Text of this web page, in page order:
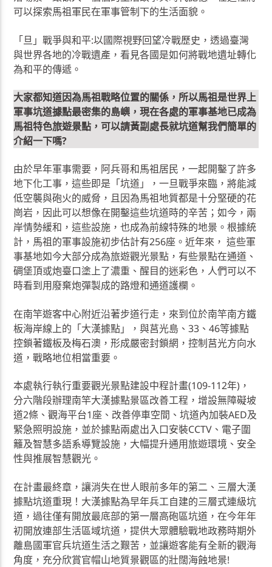
可以探索馬祖軍民在軍事管制下的生活面貌。
「旦」戰爭與和平:以國際視野回望冷戰歷史，透過臺灣
與世界各地的冷戰遺產，看見各國是如何將戰地遺址轉化
為和平的傳遞。
大家都知道因為馬祖戰略位置的關係，所以馬祖是世界上
軍事坑道據點最密集的島嶼，現在各處的軍事基地已成為
馬祖特色旅遊景點，可以請黃副處長就坑道幫我們簡單的
介紹一下嗎?
由於早年軍事需要，阿兵哥和馬祖居民，一起開鑿了許多
地下化工事，這些即是「坑道」，一旦戰爭來臨，將能減
低空襲與砲火的威脅，且因為馬祖地質都是十分堅硬的花
崗岩，因此可以想像在開鑿這些坑道時的辛苦；如今，兩
岸情勢緩和，這些設施，也成為前線特殊的地景。根據統
計，馬祖的軍事設施初步估計有256座。近年來， 這些軍
事基地如今大部分成為旅遊觀光景點，有些景點在通道、
碉堡頂或炮臺口塗上了濃重、醒目的迷彩色，人們可以不
時看到用廢棄炮彈製成的路燈和通道護欄。
在南竿遊客中心附近沿著步道行走，來到位於南竿南方鐵
板海岸線上的「大漢據點」，與莒光島、33、46等據點
控鎖著鐵板及梅石澳，形成嚴密封鎖網，控制莒光方向水
道，戰略地位相當重要。
本處執行執行重要觀光景點建設中程計畫(109-112年)，
分六階段辦理南竿大漢據點景區改善工程，增設無障礙坡
道2條、觀海平台1座、改善停車空間、坑道內加裝AED及
緊急照明設施，並於據點兩處出入口安裝CCTV、電子圍
籬及智慧多語系導覽設施，大幅提升通用旅遊環境、安全
性與推展智慧觀光。
在計畫最終章，讓消失在世人眼前多年的第二、三層大漢
據點坑道重現！大漢據點為早年兵工自建的三層式連級坑
道，過往僅有開放最底部的第一層高砲區坑道，在今年年
初開放連部生活區域坑道，提供大眾體驗戰地政務時期外
離島國軍官兵坑道生活之艱苦，並讓遊客能有全新的觀海
角度，充分欣賞官帽山地質景觀區的壯闊海蝕地景!